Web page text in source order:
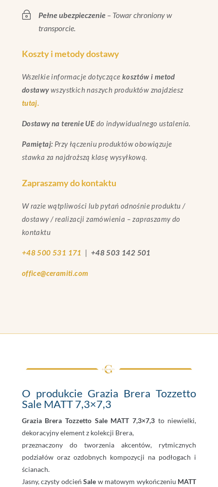
~ Pełne ubezpieczenie– Towar chroniony w
transporcie.
Koszty i metody dostawy
Wszelkie informacje dotyczące kosztów i metod
dostawywszystkich naszych produktów znajdziesz
tutaj.
Dostawy na terenie UE do indywidualnego ustalenia.
Pamiętaj: Przy łączeniu produktów obowiązuje
stawka za najdroższą klasę wysyłkową.
Zapraszamy do kontaktu
W razie wątpliwości lub pytań odnośnie produktu /
dostawy / realizacji zamówienia – zapraszamy do
kontaktu
+48 500 531 171 +48 503 142 501
office@ceramiti.com
O produkcie Grazia Brera Tozzetto
Sale MATT 7,3×7,3
Grazia Brera Tozzetto Sale MATT 7,3×7,3to niewielki,
dekoracyjny element z kolekcji Brera,
przeznaczony do tworzenia akcentów, rytmicznych
podziałów oraz ozdobnych kompozycji na podłogach i
ścianach.
Jasny, czysty odcieńSale w matowym wykończeniu MATT